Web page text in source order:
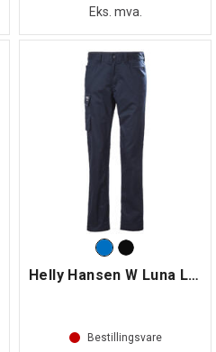
Eks. mva.
Helly Hansen W Luna Light Servicebukse
Bestillingsvare